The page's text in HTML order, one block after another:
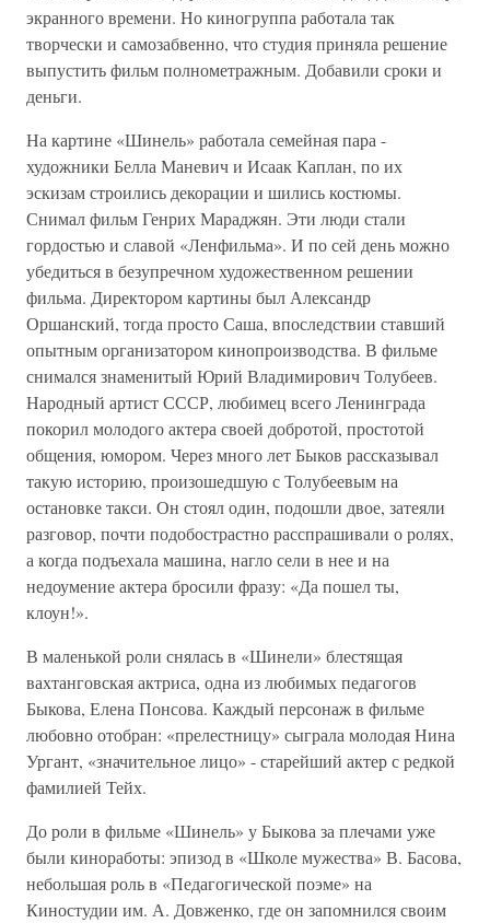
экранного времени. Но киногруппа работала так
творчески и самозабвенно, что студия приняла решение
выпустить фильм полнометражным. Добавили сроки и
деньги.
На картине «Шинель» работала семейная пара -
художники Белла Маневич и Исаак Каплан, по их
эскизам строились декорации и шились костюмы.
Снимал фильм Генрих Мараджян. Эти люди стали
гордостью и славой «Ленфильма». И по сей день можно
убедиться в безупречном художественном решении
фильма. Директором картины был Александр
Оршанский, тогда просто Саша, впоследствии ставший
опытным организатором кинопроизводства. В фильме
снимался знаменитый Юрий Владимирович Толубеев.
Народный артист СССР, любимец всего Ленинграда
покорил молодого актера своей добротой, простотой
общения, юмором. Через много лет Быков рассказывал
такую историю, произошедшую с Толубеевым на
остановке такси. Он стоял один, подошли двое, затеяли
разговор, почти подобострастно расспрашивали о ролях,
а когда подъехала машина, нагло сели в нее и на
недоумение актера бросили фразу: «Да пошел ты,
клоун!».
В маленькой роли снялась в «Шинели» блестящая
вахтанговская актриса, одна из любимых педагогов
Быкова, Елена Понсова. Каждый персонаж в фильме
любовно отобран: «прелестницу» сыграла молодая Нина
Ургант, «значительное лицо» - старейший актер с редкой
фамилией Тейх.
До роли в фильме «Шинель» у Быкова за плечами уже
были киноработы: эпизод в «Школе мужества» В. Басова,
небольшая роль в «Педагогической поэме» на
Киностудии им. А. Довженко, где он запомнился своим